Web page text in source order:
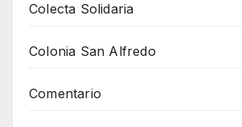
Colecta Solidaria
Colonia San Alfredo
Comentario